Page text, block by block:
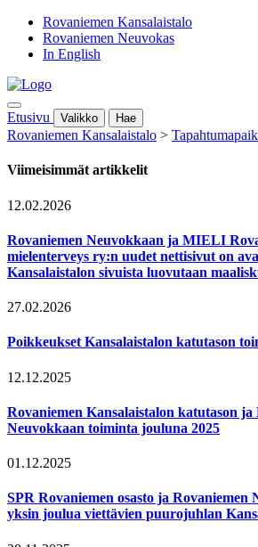
Rovaniemen Kansalaistalo
Rovaniemen Neuvokas
In English
Etusivu Valikko Hae
Rovaniemen Kansalaistalo >
Viimeisimmät artikkelit
12.02.2026
Rovaniemen Neuvokkaan ja MIELI
mielenterveys ry:n uudet nettisivut on
Kansalaistalon sivuista luovutaan
27.02.2026
Poikkeukset Kansalaistalon katutason
12.12.2025
Rovaniemen Kansalaistalon katutason ja
Neuvokkaan toiminta jouluna 2025
01.12.2025
SPR Rovaniemen osasto ja Rovaniemen
yksin joulua viettävien puurojuhlan